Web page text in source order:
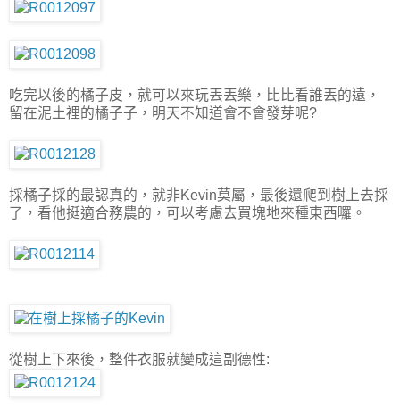
吃完以後的橘子皮，就可以來玩丟丟樂，比比看誰丟的遠，
留在泥土裡的橘子子，明天不知道會不會發芽呢?
採橘子採的最認真的，就非Kevin莫屬，最後還爬到樹上去採
了，看他挺適合務農的，可以考慮去買塊地來種東西囉。
從樹上下來後，整件衣服就變成這副德性: